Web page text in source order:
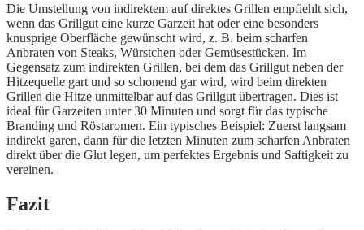
Die Umstellung von indirektem auf direktes Grillen empfiehlt sich,
wenn das Grillgut eine kurze Garzeit hat oder eine besonders
knusprige Oberfläche gewünscht wird, z. B. beim scharfen
Anbraten von Steaks, Würstchen oder Gemüsestücken. Im
Gegensatz zum indirekten Grillen, bei dem das Grillgut neben der
Hitzequelle gart und so schonend gar wird, wird beim direkten
Grillen die Hitze unmittelbar auf das Grillgut übertragen. Dies ist
ideal für Garzeiten unter 30 Minuten und sorgt für das typische
Branding und Röstaromen. Ein typisches Beispiel: Zuerst langsam
indirekt garen, dann für die letzten Minuten zum scharfen Anbraten
direkt über die Glut legen, um perfektes Ergebnis und Saftigkeit zu
vereinen.
Fazit